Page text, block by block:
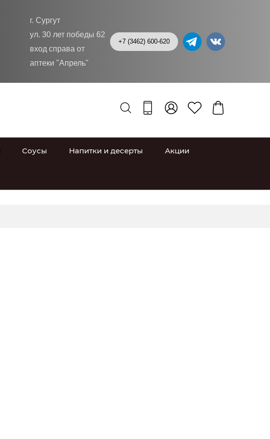
+7 (3462) 600-620
г. Сургут
ул. 30 лет победы 62
вход справа от
аптеки "Апрель"
Соусы Напитки и десерты Акции